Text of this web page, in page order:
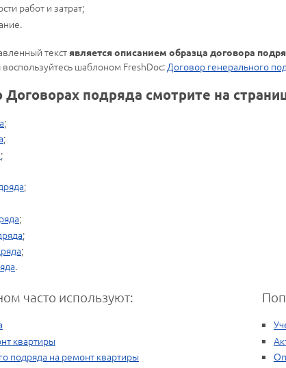
работ и затрат;
текстявляется описанием образца договора
воспользуйтесь шаблоном FreshDoc: Договор генерального
подряда смотрите на
;
;
;
;
;
;
;
.
часто используют:
квартиры
подряда на ремонт квартиры